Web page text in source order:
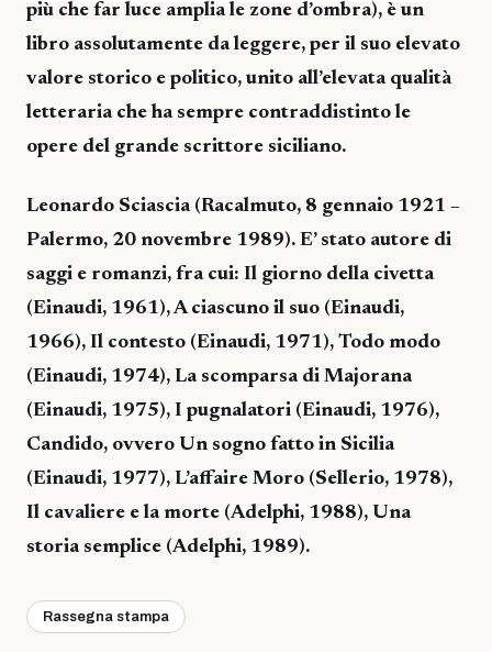
più che far luce amplia le zone d’ombra), è un
libro assolutamente da leggere, per il suo elevato
valore storico e politico, unito all’elevata qualità
letteraria che ha sempre contraddistinto le
opere del grande scrittore siciliano.
Leonardo Sciascia (Racalmuto, 8 gennaio 1921 –
Palermo, 20 novembre 1989). E’ stato autore di
saggi e romanzi, fra cui: Il giorno della civetta
(Einaudi, 1961), A ciascuno il suo (Einaudi,
1966), Il contesto (Einaudi, 1971), Todo modo
(Einaudi, 1974), La scomparsa di Majorana
(Einaudi, 1975), I pugnalatori (Einaudi, 1976),
Candido, ovvero Un sogno fatto in Sicilia
(Einaudi, 1977), L’affaire Moro (Sellerio, 1978),
Il cavaliere e la morte (Adelphi, 1988), Una
storia semplice (Adelphi, 1989).
Rassegna stampa